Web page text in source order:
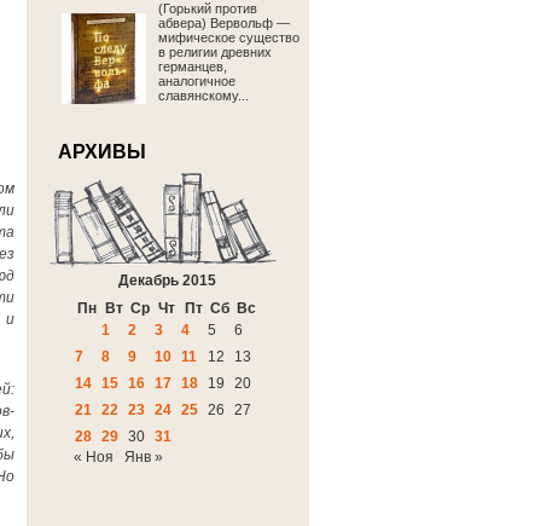
и
(Горький против
абвера) Вервольф —
мифическое существо
в религии древних
германцев,
аналогичное
славянскому...
АРХИВЫ
Декабрь 2015
Пн
Вт Ср Чт Пт Сб Вс
1
2 3 4 5
6
7
8 9 10 11 12
13
14 15 16 17 18 19
20
21 22 23 24 25 26
27
28 29 30 31
« Ноя
Янв »